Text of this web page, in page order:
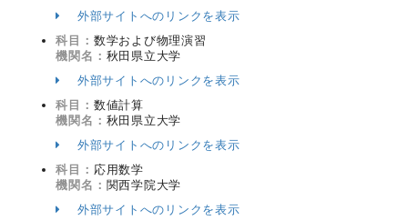
外部サイトへのリンクを表示
科目： 数学および物理演習
機関名： 秋田県立大学
外部サイトへのリンクを表示
科目： 数値計算
機関名： 秋田県立大学
外部サイトへのリンクを表示
科目： 応用数学
機関名： 関西学院大学
外部サイトへのリンクを表示